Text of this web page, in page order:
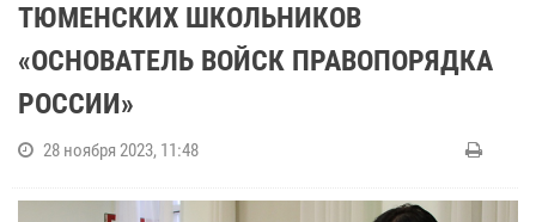
ТЮМЕНСКИХ ШКОЛЬНИКОВ
«ОСНОВАТЕЛЬ ВОЙСК ПРАВОПОРЯДКА
РОССИИ»
28 ноября 2023, 11:48